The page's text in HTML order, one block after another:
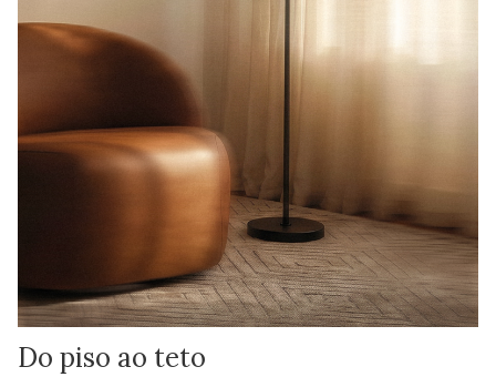
Do piso ao teto